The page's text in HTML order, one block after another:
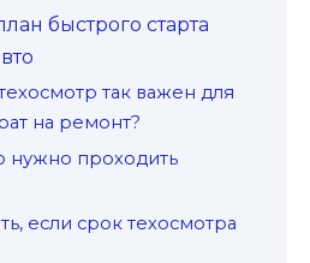
быстрого старта
так важен для
на ремонт?
нужно проходить
если срок техосмотра